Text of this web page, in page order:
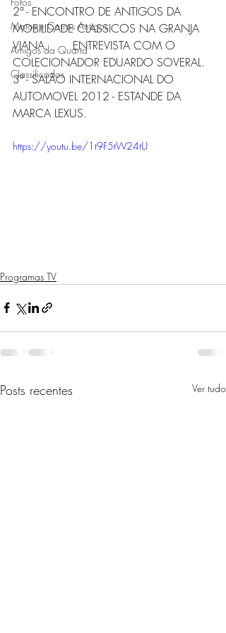
Motos e Carros Antigos
Amigos da Quarta
Classificados
2ª - ENCONTRO DE ANTIGOS DA
MOBILIDADE CLASSICOS NA GRANJA
VIANA.       ENTREVISTA COM O
COLECIONADOR EDUARDO SOVERAL.
3ª - SALÃO INTERNACIONAL DO
AUTOMOVEL 2012 - ESTANDE DA
MARCA LEXUS.
https://youtu.be/1t9F5tW24tU
Programas TV
Posts recentes Ver tudo